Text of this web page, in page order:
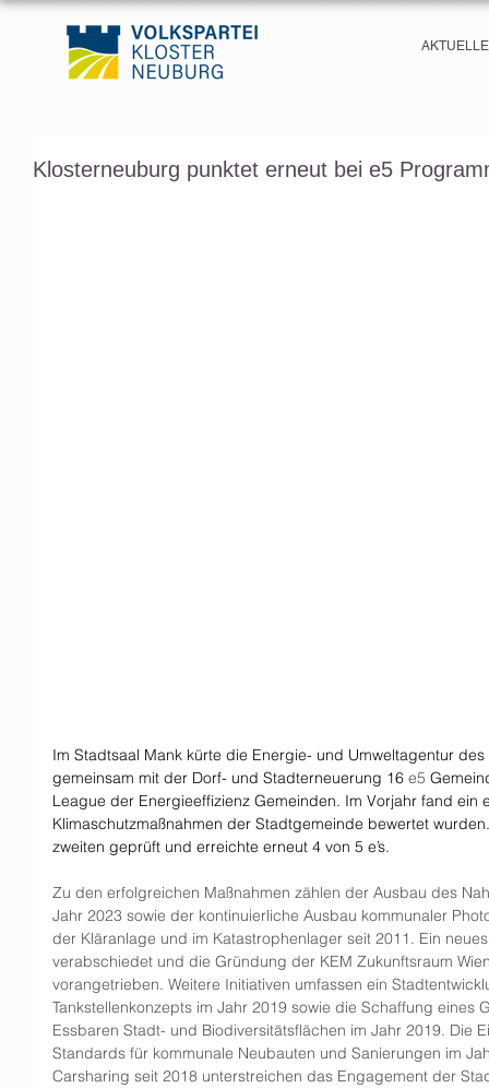
Klosterneuburg punktet erneut bei e5
Im Stadtsaal Mank kürte die Energie- und Umweltagentur
gemeinsam mit der Dorf- und Stadterneuerung 16 e5
League der Energieeffizienz Gemeinden. Im Vorjahr fand
Klimaschutzmaßnahmen der Stadtgemeinde bewertet
zweiten geprüft und erreichte erneut 4 von 5 e’s.
Zu den erfolgreichen Maßnahmen zählen der Ausbau des
Jahr 2023 sowie der kontinuierliche Ausbau kommunaler
der Kläranlage und im Katastrophenlager seit 2011. Ein
verabschiedet und die Gründung der KEM Zukunftsraum
vorangetrieben. Weitere Initiativen umfassen ein
Tankstellenkonzepts im Jahr 2019 sowie die Schaffung eines
Essbaren Stadt- und Biodiversitätsflächen im Jahr 2019. Die
Standards für kommunale Neubauten und Sanierungen im
Carsharing seit 2018 unterstreichen das Engagement der